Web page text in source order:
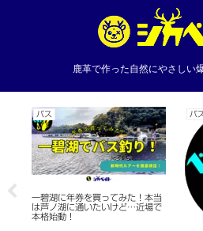
鹿革で作った自然にやさしい
バス
一碧湖に年券を買ってみた！本当
は芦ノ湖に通いたいけど…近場で
本格始動！
バス